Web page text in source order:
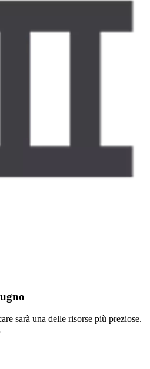
sarà una delle risorse più preziose.